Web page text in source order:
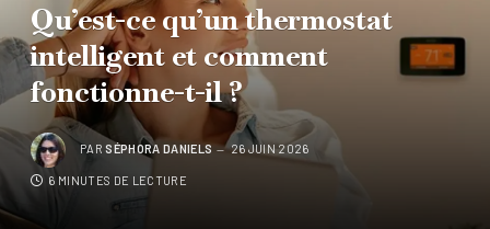
Qu’est-ce qu’un thermostat
intelligent et comment
fonctionne-t-il ?
PAR SÉPHORA DANIELS 26 JUIN 2026
6 MINUTES DE LECTURE